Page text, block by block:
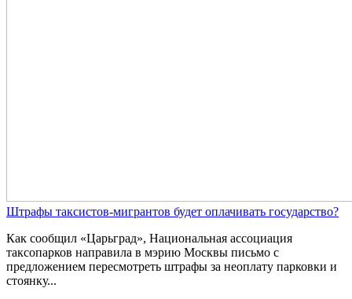
Штрафы таксистов-мигрантов будет оплачивать государство?
Как сообщил «Царьград», Национальная ассоциация
таксопарков направила в мэрию Москвы письмо с
предложением пересмотреть штрафы за неоплату парковки и
стоянку...